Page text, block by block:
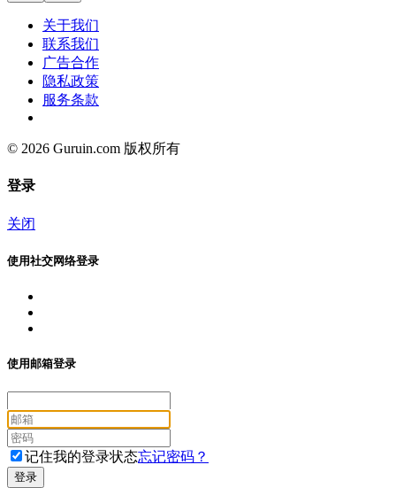
关于我们
联系我们
广告合作
隐私政策
服务条款
© 2026 Guruin.com 版权所有
登录
关闭
使用社交网络登录
使用邮箱登录
记住我的登录状态忘记密码？